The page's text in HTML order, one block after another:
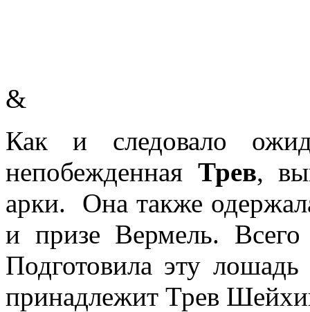
&
Как и следовало
непобежденная Трев,
арки. Она также
и призе Вермель.
Подготовила эту
принадлежит Трев